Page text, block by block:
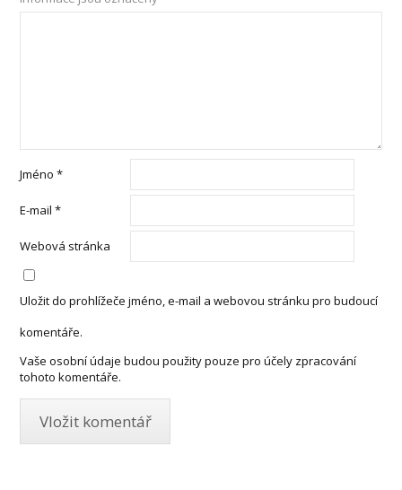
Jméno*
E-mail*
Webová stránka
Uložit do prohlížeče jméno, e-mail a webovou stránku pro budoucí
komentáře.
Vaše osobní údaje budou použity pouze pro účely zpracování
tohoto komentáře.